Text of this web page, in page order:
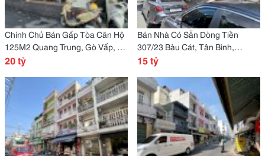
Chính Chủ Bán Gấp Tòa Căn Hộ
125M2 Quang Trung, Gò Vấp, 13
Chdv Full Nội Thất, Dòng Tiền
20 tỷ
Bán Nhà Có Sẵn Dòng Tiền
307/23 Bàu Cát, Tân Bình,
133M2, Giá Cực Tốt 15 Tỷ, Vị Trí
Riêng. Gọi Ngay:
15 tỷ